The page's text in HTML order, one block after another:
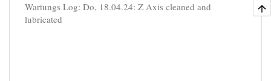
Wartungs Log: Do, 18.04.24: Z Axis cleaned and
lubricated